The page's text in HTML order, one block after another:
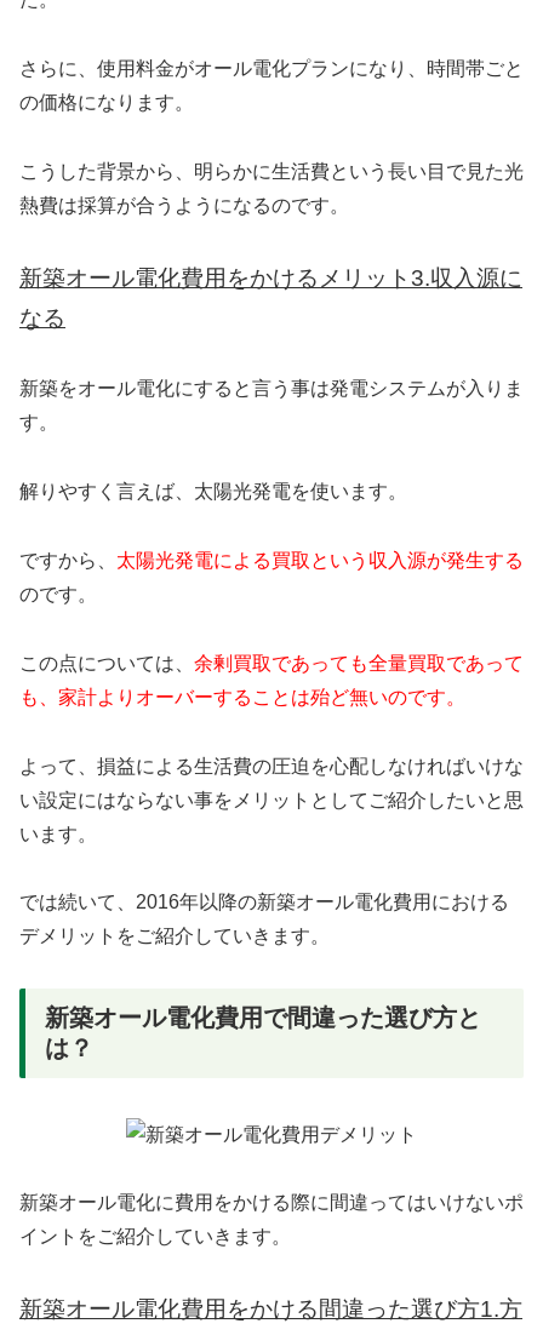
さらに、使用料金がオール電化プランになり、時間帯ごと
の価格になります。
こうした背景から、明らかに生活費という長い目で見た光
熱費は採算が合うようになるのです。
新築オール電化費用をかけるメリット3.収入源に
なる
新築をオール電化にすると言う事は発電システムが入りま
す。
解りやすく言えば、太陽光発電を使います。
ですから、 太陽光発電による買取という収入源が発生する
のです。
この点については、 余剰買取であっても全量買取であって
も、家計よりオーバーすることは殆ど無いのです。
よって、損益による生活費の圧迫を心配しなければいけな
い設定にはならない事をメリットとしてご紹介したいと思
います。
では続いて、2016年以降の新築オール電化費用における
デメリットをご紹介していきます。
新築オール電化費用で間違った選び方と
は？
新築オール電化に費用をかける際に間違ってはいけないポ
イントをご紹介していきます。
新築オール電化費用をかける間違った選び方1.方